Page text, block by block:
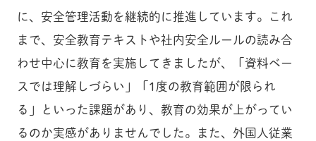
に、安全管理活動を継続的に推進しています。これ
まで、安全教育テキストや社内安全ルールの読み合
わせ中心に教育を実施してきましたが、「資料ベー
スでは理解しづらい」「1度の教育範囲が限られ
る」といった課題があり、教育の効果が上がってい
るのか実感がありませんでした。また、外国人従業